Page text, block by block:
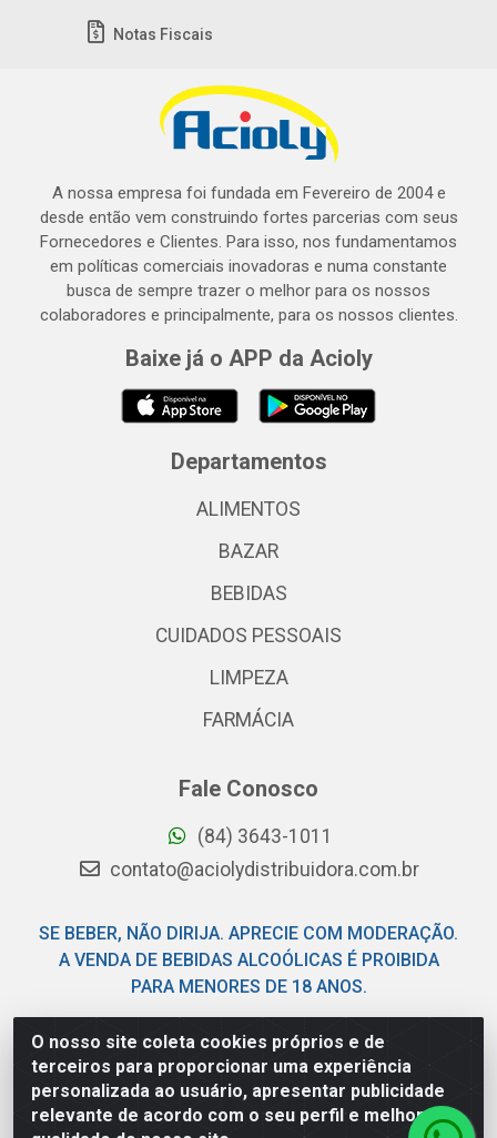
O nosso site coleta cookies próprios e de
terceiros para proporcionar uma experiência
personalizada ao usuário, apresentar publicidade
relevante de acordo com o seu perfil e melhorar a
Notas Fiscais
A nossa empresa foi fundada em Fevereiro de 2004 e
desde então vem construindo fortes parcerias com seus
Fornecedores e Clientes. Para isso, nos fundamentamos
em políticas comerciais inovadoras e numa constante
busca de sempre trazer o melhor para os nossos
colaboradores e principalmente, para os nossos clientes.
Baixe já o APP da Acioly
Departamentos
ALIMENTOS
BAZAR
BEBIDAS
CUIDADOS PESSOAIS
LIMPEZA
FARMÁCIA
Fale Conosco
(84) 3643-1011
contato@aciolydistribuidora.com.br
SE BEBER, NÃO DIRIJA. APRECIE COM MODERAÇÃO.
A VENDA DE BEBIDAS ALCOÓLICAS É PROIBIDA
PARA MENORES DE 18 ANOS.
Acioly Distribuidora - Av Piloto Pereira Tim - Parque de
Exposições - Parnamirim/RN - CEP 59146-480 - CNPJ
06.029.901/0001-92